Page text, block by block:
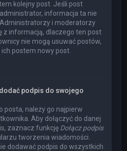
kolejny post. Jeśli post
informacja ta nie
i moderatorzy
z informacją, dlaczego ten post
nie mogą usuwać postów,
postem nowy post.
podpis do swojego
posta, należy go najpierw
Aby dołączyć do danej
zaznacz funkcję Dołącz podpis
tworzenia wiadomości.
dodawać podpis do wszystkich